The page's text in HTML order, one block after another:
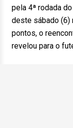
pela 4ª rodada do
deste sábado (6)
pontos, o
revelou para o